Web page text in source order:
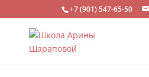
+7 (901) 547-65-50